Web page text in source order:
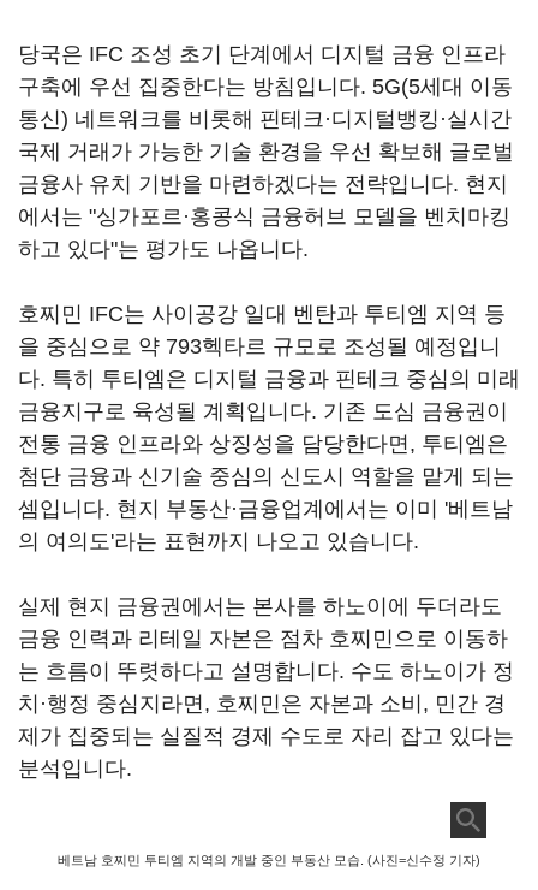
당국은 IFC 조성 초기 단계에서 디지털 금융 인프라
구축에 우선 집중한다는 방침입니다. 5G(5세대 이동
통신) 네트워크를 비롯해 핀테크·디지털뱅킹·실시간
국제 거래가 가능한 기술 환경을 우선 확보해 글로벌
금융사 유치 기반을 마련하겠다는 전략입니다. 현지
에서는 "싱가포르·홍콩식 금융허브 모델을 벤치마킹
하고 있다"는 평가도 나옵니다.
호찌민 IFC는 사이공강 일대 벤탄과 투티엠 지역 등
을 중심으로 약 793헥타르 규모로 조성될 예정입니
다. 특히 투티엠은 디지털 금융과 핀테크 중심의 미래
금융지구로 육성될 계획입니다. 기존 도심 금융권이
전통 금융 인프라와 상징성을 담당한다면, 투티엠은
첨단 금융과 신기술 중심의 신도시 역할을 맡게 되는
셈입니다. 현지 부동산·금융업계에서는 이미 '베트남
의 여의도'라는 표현까지 나오고 있습니다.
실제 현지 금융권에서는 본사를 하노이에 두더라도
금융 인력과 리테일 자본은 점차 호찌민으로 이동하
는 흐름이 뚜렷하다고 설명합니다. 수도 하노이가 정
치·행정 중심지라면, 호찌민은 자본과 소비, 민간 경
제가 집중되는 실질적 경제 수도로 자리 잡고 있다는
분석입니다.
베트남 호찌민 투티엠 지역의 개발 중인 부동산 모습. (사진=신수정 기자)